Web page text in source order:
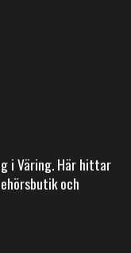
i Väring. Här hittar
och